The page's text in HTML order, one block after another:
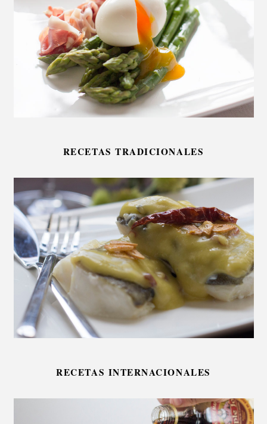
RECETAS TRADICIONALES
RECETAS INTERNACIONALES